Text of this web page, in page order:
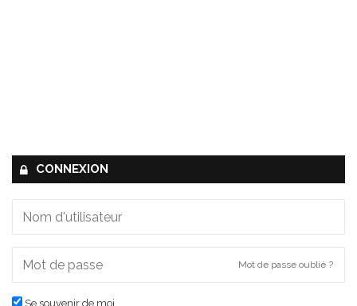
CONNEXION
Mot de passe oublié ?
Se souvenir de moi